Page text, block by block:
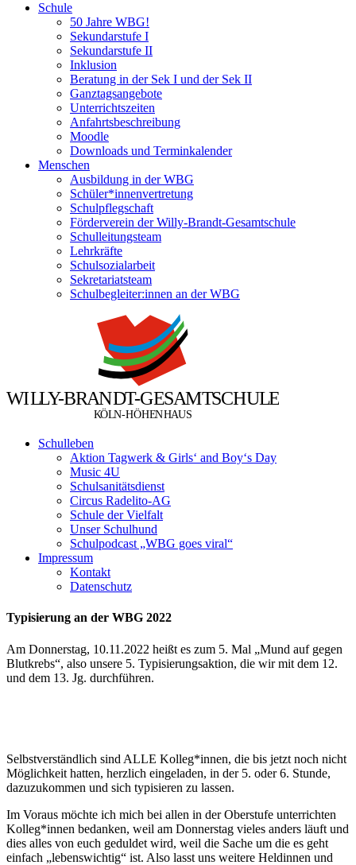
Schule
50 Jahre WBG!
Sekundarstufe I
Sekundarstufe II
Inklusion
Beratung in der Sek I und der Sek II
Ganztagsangebote
Unterrichtszeiten
Anfahrtsbeschreibung
Moodle
Downloads und Terminkalender
Menschen
Ausbildung in der WBG
Schüler*innenvertretung
Schulpflegschaft
Förderverein der Willy-Brandt-Gesamtschule
Schulleitungsteam
Lehrkräfte
Schulsozialarbeit
Sekretariatsteam
Schulbegleiter:innen an der WBG
WILLY-BRANDT-GESAMTSCHULE
KÖLN-HÖHENHAUS
Schulleben
Aktion Tagwerk & Girls‘ and Boy‘s Day
Music 4U
Schulsanitätsdienst
Circus Radelito-AG
Schule der Vielfalt
Unser Schulhund
Schulpodcast „WBG goes viral“
Impressum
Kontakt
Datenschutz
Typisierung an der WBG 2022
Am Donnerstag, 10.11.2022 heißt es zum 5. Mal „Mund auf gegen
Blutkrebs“, also unsere 5. Typisierungsaktion, die wir mit dem 12.
und dem 13. Jg. durchführen.
Selbstverständlich sind ALLE Kolleg*innen, die bis jetzt noch nicht
Möglichkeit hatten, herzlich eingeladen, in der 5. oder 6. Stunde,
dazuzukommen und sich typisieren zu lassen.
Im Voraus möchte ich mich bei allen in der Oberstufe unterrichten
Kolleg*innen bedanken, weil am Donnerstag vieles anders läuft und
dies alles von euch geduldet wird, weil die Sache um die es geht
einfach „lebenswichtig“ ist. Also lasst uns weitere Heldinnen und